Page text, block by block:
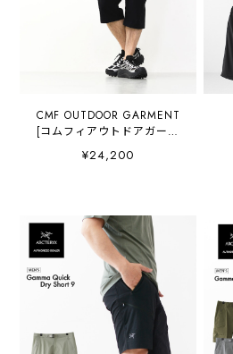
CMF OUTDOOR GARMENT
[コムフィアウトドアガーメ
ント] SWITCH 3Q PANTS
[CMF2601-P09] ビッグパン
ア・アクティビティ・クロ
ップドパンツ型・MEN'S /
LADY'S [2026SS]
¥24,200